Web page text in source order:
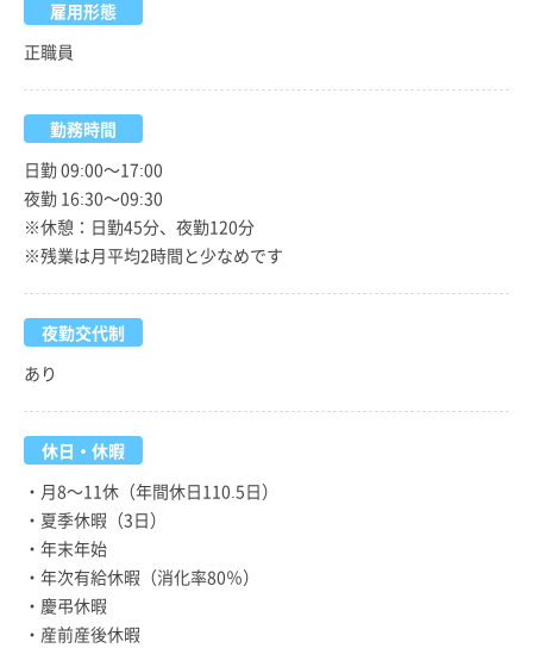
雇用形態
正職員
勤務時間
日勤 09:00～17:00
夜勤 16:30～09:30
※休憩：日勤45分、夜勤120分
※残業は月平均2時間と少なめです
夜勤交代制
あり
休日・休暇
・月8～11休（年間休日110.5日）
・夏季休暇（3日）
・年末年始
・年次有給休暇（消化率80％）
・慶弔休暇
・産前産後休暇